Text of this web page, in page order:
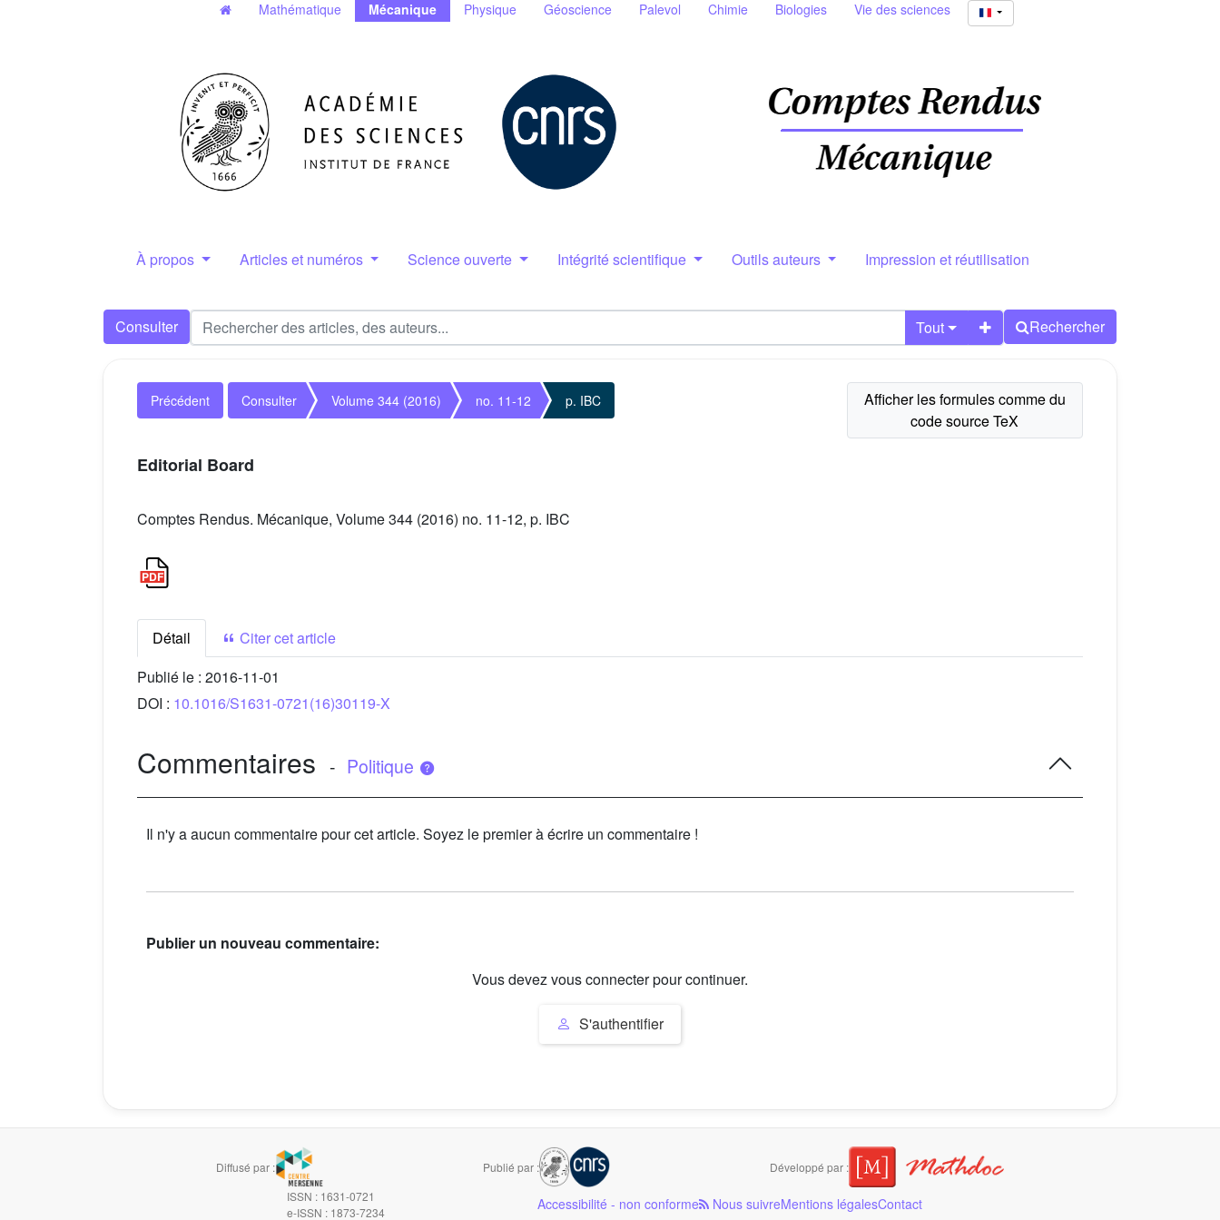
Mathématique Mécanique Physique Géoscience Palevol Chimie Biologies Vie des sciences
À propos Articles et numéros Science ouverte Intégrité scientifique Outils auteurs Impression et réutilisation
Consulter Tout Rechercher
Précédent Consulter Volume 344 (2016) no. 11-12 p. IBC
Editorial Board
Comptes Rendus. Mécanique, Volume 344 (2016) no. 11-12, p. IBC
Détail
Citer cet article
Publié le : 2016-11-01
DOI : 10.1016/S1631-0721(16)30119-X
Commentaires - Politique
Il n'y a aucun commentaire pour cet article. Soyez le premier à écrire un commentaire !
Publier un nouveau commentaire:
Vous devez vous connecter pour continuer.
S'authentifier
Diffusé par : Publié par :
Développé par :
ISSN : 1631-0721
e-ISSN : 1873-7234
Accessibilité - non conforme Nous suivreMentions légalesContact